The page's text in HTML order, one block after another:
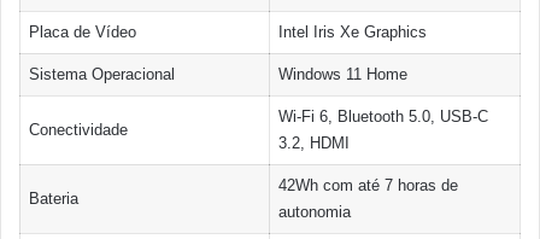
Placa de Vídeo Intel Iris Xe Graphics
Sistema Operacional Windows 11 Home
Conectividade
Wi-Fi 6, Bluetooth 5.0, USB-C
3.2, HDMI
Bateria
42Wh com até 7 horas de
autonomia